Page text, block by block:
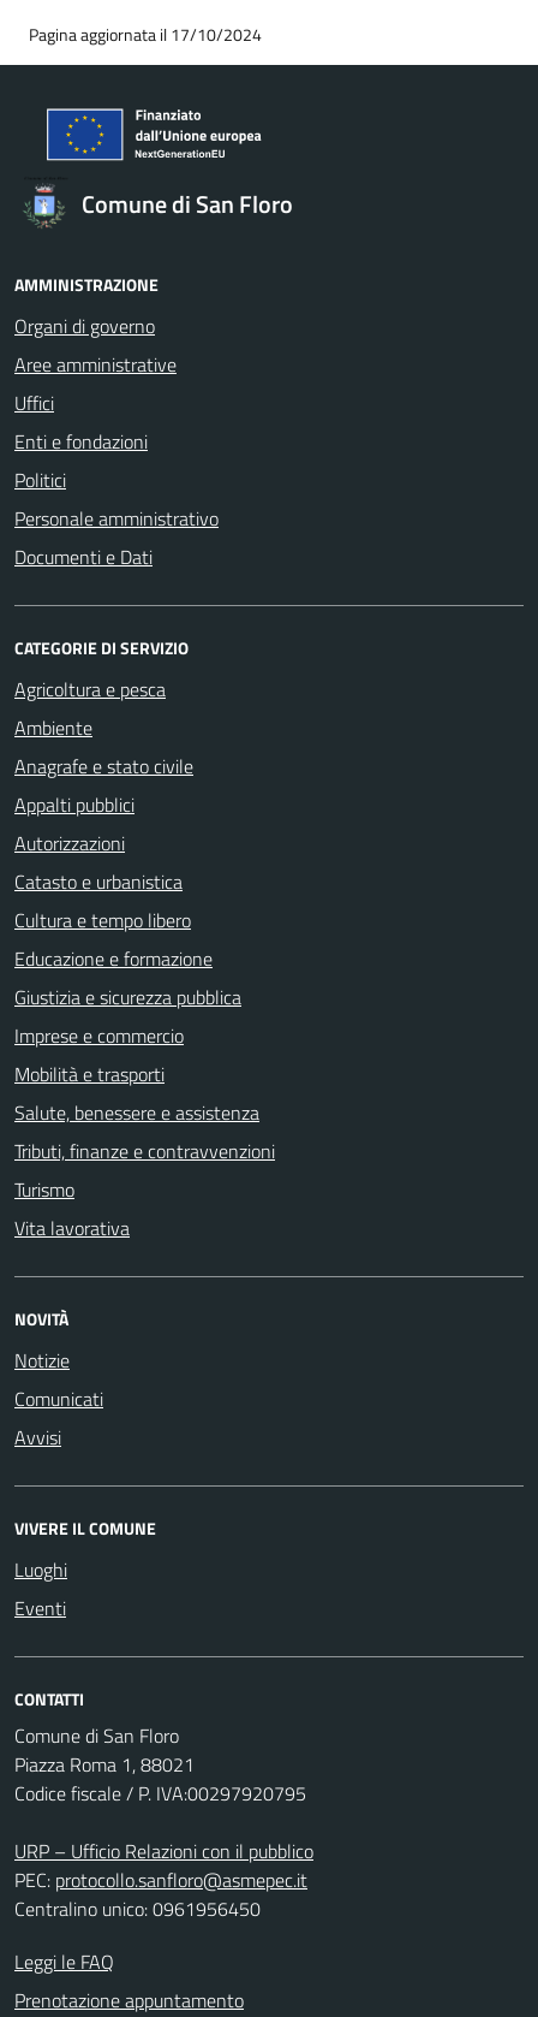
Pagina aggiornata il 17/10/2024
Comune di San Floro
AMMINISTRAZIONE
Organi di governo
Aree amministrative
Uffici
Enti e fondazioni
Politici
Personale amministrativo
Documenti e Dati
CATEGORIE DI SERVIZIO
Agricoltura e pesca
Ambiente
Anagrafe e stato civile
Appalti pubblici
Autorizzazioni
Catasto e urbanistica
Cultura e tempo libero
Educazione e formazione
Giustizia e sicurezza pubblica
Imprese e commercio
Mobilità e trasporti
Salute, benessere e assistenza
Tributi, finanze e contravvenzioni
Turismo
Vita lavorativa
NOVITÀ
Notizie
Comunicati
Avvisi
VIVERE IL COMUNE
Luoghi
Eventi
CONTATTI
Comune di San Floro
Piazza Roma 1, 88021
Codice fiscale / P. IVA:00297920795
URP – Ufficio Relazioni con il pubblico
PEC: protocollo.sanfloro@asmepec.it
Centralino unico: 0961956450
Leggi le FAQ
Prenotazione appuntamento